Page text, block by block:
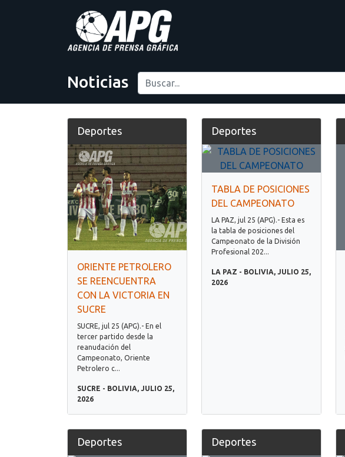
Noticias
Deportes
ORIENTE PETROLERO
SE REENCUENTRA
CON LA VICTORIA EN
SUCRE
SUCRE, jul 25 (APG).- En el
tercer partido desde la
reanudación del
Campeonato, Oriente
Petrolero c...
SUCRE - BOLIVIA, JULIO 25,
2026
Deportes
TABLA DE POSICIONES
DEL CAMPEONATO
LA PAZ, jul 25 (APG).- Esta es
la tabla de posiciones del
Campeonato de la División
Profesional 202...
LA PAZ - BOLIVIA, JULIO 25,
2026
Deportes Deportes